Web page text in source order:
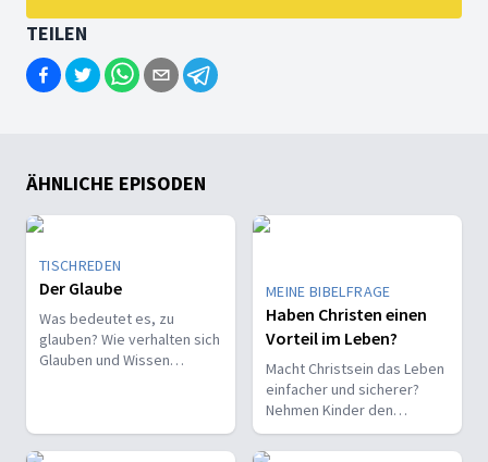
TEILEN
ÄHNLICHE EPISODEN
TISCHREDEN
Der Glaube
Was bedeutet es, zu
glauben? Wie verhalten sich
Glauben und Wissen
MEINE BIBELFRAGE
Haben Christen einen
Vorteil im Leben?
Macht Christsein das Leben
einfacher und sicherer?
Nehmen Kinder den
Glauben leichter an als
Erwachsene?